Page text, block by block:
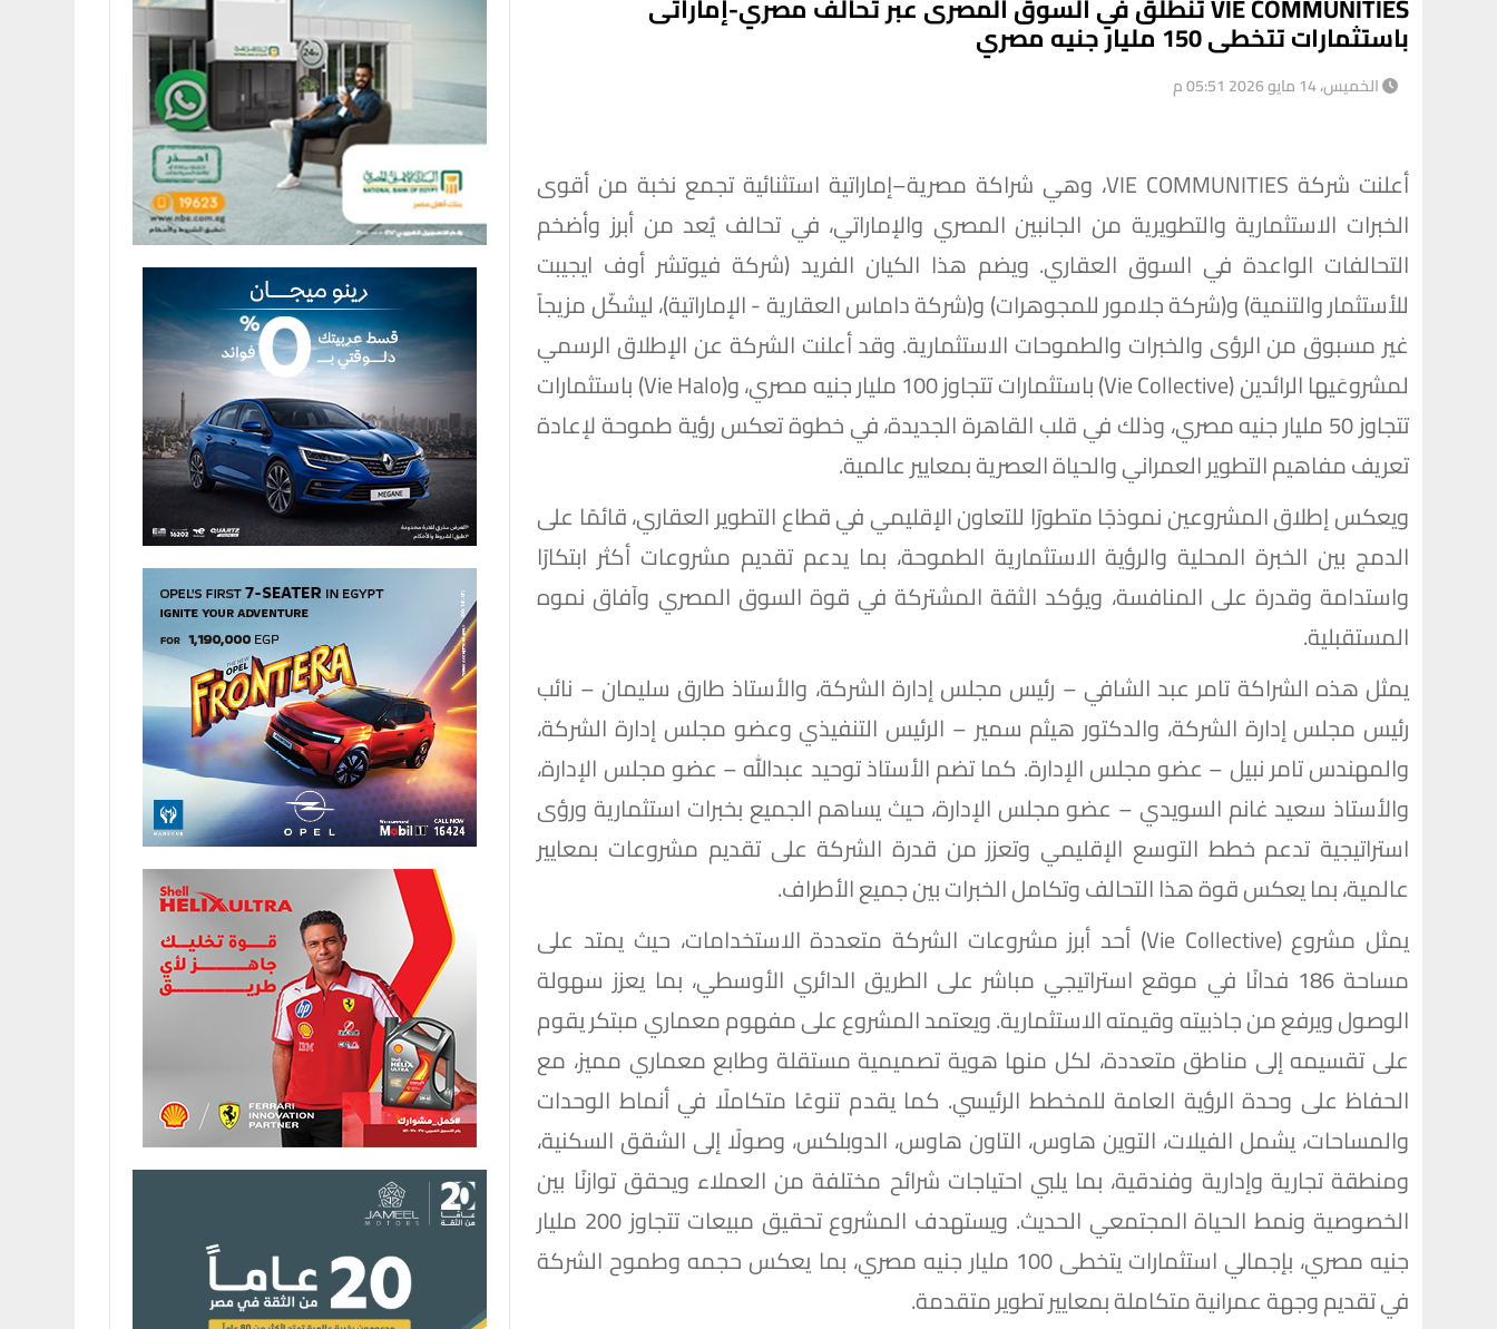
باستثمارات تتخطى 150 مليار جنيه مصري
الخميس، 14 مايو 2026 05:51 م
أعلنت شركة VIE COMMUNITIES، وهي شراكة مصرية–إماراتية استثنائية تجمع نخبة من أقوى
الخبرات الاستثمارية والتطويرية من الجانبين المصري والإماراتي، في تحالف يُعد من أبرز وأضخم
التحالفات الواعدة في السوق العقاري. ويضم هذا الكيان الفريد (شركة فيوتشر أوف ايجيبت
للأستثمار والتنمية) و(شركة جلامور للمجوهرات) و(شركة داماس العقارية - الإماراتية)، ليشكّل مزيجاً
غير مسبوق من الرؤى والخبرات والطموحات الاستثمارية. وقد أعلنت الشركة عن الإطلاق الرسمي
لمشروعَيها الرائدين (Vie Collective) باستثمارات تتجاوز 100 مليار جنيه مصري، و(Vie Halo) باستثمارات
تتجاوز 50 مليار جنيه مصري، وذلك في قلب القاهرة الجديدة، في خطوة تعكس رؤية طموحة لإعادة
تعريف مفاهيم التطوير العمراني والحياة العصرية بمعايير عالمية.
ويعكس إطلاق المشروعين نموذجًا متطورًا للتعاون الإقليمي في قطاع التطوير العقاري، قائمًا على
الدمج بين الخبرة المحلية والرؤية الاستثمارية الطموحة، بما يدعم تقديم مشروعات أكثر ابتكارًا
واستدامة وقدرة على المنافسة، ويؤكد الثقة المشتركة في قوة السوق المصري وآفاق نموه
المستقبلية.
يمثل هذه الشراكة تامر عبد الشافي – رئيس مجلس إدارة الشركة، والأستاذ طارق سليمان – نائب
رئيس مجلس إدارة الشركة، والدكتور هيثم سمير – الرئيس التنفيذي وعضو مجلس إدارة الشركة،
والمهندس تامر نبيل – عضو مجلس الإدارة. كما تضم الأستاذ توحيد عبدالله – عضو مجلس الإدارة،
والأستاذ سعيد غانم السويدي – عضو مجلس الإدارة، حيث يساهم الجميع بخبرات استثمارية ورؤى
استراتيجية تدعم خطط التوسع الإقليمي وتعزز من قدرة الشركة على تقديم مشروعات بمعايير
عالمية، بما يعكس قوة هذا التحالف وتكامل الخبرات بين جميع الأطراف.
يمثل مشروع (Vie Collective) أحد أبرز مشروعات الشركة متعددة الاستخدامات، حيث يمتد على
مساحة 186 فدانًا في موقع استراتيجي مباشر على الطريق الدائري الأوسطي، بما يعزز سهولة
الوصول ويرفع من جاذبيته وقيمته الاستثمارية. ويعتمد المشروع على مفهوم معماري مبتكر يقوم
على تقسيمه إلى مناطق متعددة، لكل منها هوية تصميمية مستقلة وطابع معماري مميز، مع
الحفاظ على وحدة الرؤية العامة للمخطط الرئيسي. كما يقدم تنوعًا متكاملًا في أنماط الوحدات
والمساحات، يشمل الفيلات، التوين هاوس، التاون هاوس، الدوبلكس، وصولًا إلى الشقق السكنية،
ومنطقة تجارية وإدارية وفندقية، بما يلبي احتياجات شرائح مختلفة من العملاء ويحقق توازنًا بين
الخصوصية ونمط الحياة المجتمعي الحديث. ويستهدف المشروع تحقيق مبيعات تتجاوز 200 مليار
جنيه مصري، بإجمالي استثمارات يتخطى 100 مليار جنيه مصري، بما يعكس حجمه وطموح الشركة
في تقديم وجهة عمرانية متكاملة بمعايير تطوير متقدمة.